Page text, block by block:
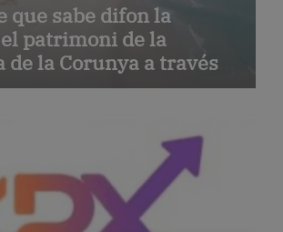
que sabe difon la
patrimoni de la
de la Corunya a través
gastronomia